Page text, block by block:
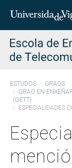
ESTUDOS
GRAOS
GRAO EN
(GETT)
ESPECIALIDADES